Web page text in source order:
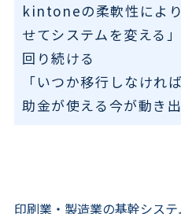
kintoneの柔軟性によ
せてシステムを変える
回り続ける
「いつか移行しなけれ
助金が使える今が動き
印刷業・製造業の基幹シス